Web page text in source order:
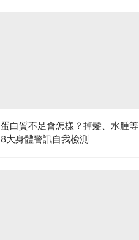
蛋白質不足會怎樣？掉髮、水腫等
8大身體警訊自我檢測